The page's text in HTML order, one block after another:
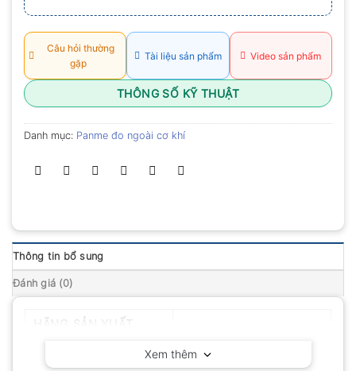
Câu hỏi thường
gặp
Tài liệu sản phẩm Video sản phẩm
THÔNG SỐ KỸ THUẬT
Danh mục: Panme đo ngoài cơ khí
Thông tin bổ sung
Đánh giá (0)
Xem thêm